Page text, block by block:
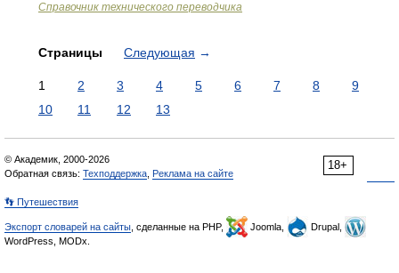
Справочник технического переводчика
Страницы Следующая →
1 2 3 4 5 6 7 8
9
10
11 12 13
18+
© Академик, 2000-2026
Обратная связь: Техподдержка Реклама на сайте
👣 Путешествия
Экспорт словарей на сайты , сделанные на PHP, Joomla,
Drupal,
WordPress, MODx.